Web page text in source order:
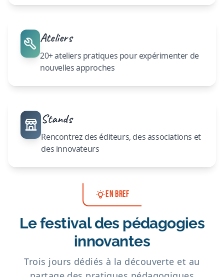
Ateliers
20+ ateliers pratiques pour expérimenter de
nouvelles approches
Stands
Rencontrez des éditeurs, des associations et
des innovateurs
EN BREF
Le festival des pédagogies
innovantes
Trois jours dédiés à la découverte et au